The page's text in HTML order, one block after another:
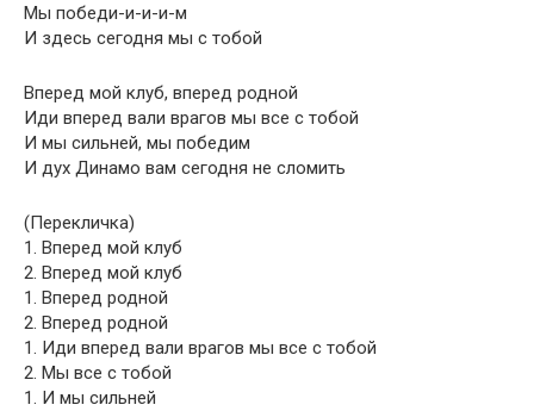
Мы победи-и-и-и-м
И здесь сегодня мы с тобой
Вперед мой клуб, вперед родной
Иди вперед вали врагов мы все с тобой
И мы сильней, мы победим
И дух Динамо вам сегодня не сломить
(Перекличка)
1. Вперед мой клуб
2. Вперед мой клуб
1. Вперед родной
2. Вперед родной
1. Иди вперед вали врагов мы все с тобой
2. Мы все с тобой
1. И мы сильней